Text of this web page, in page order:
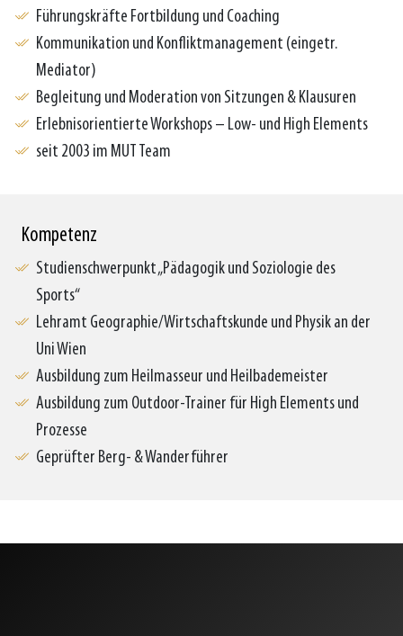
Führungskräfte Fortbildung und Coaching
Kommunikation und Konfliktmanagement (eingetr.
Mediator)
Begleitung und Moderation von Sitzungen & Klausuren
Erlebnisorientierte Workshops – Low- und High Elements
seit 2003 im MUT Team
Kompetenz
Studienschwerpunkt „Pädagogik und Soziologie des
Sports“
Lehramt Geographie/Wirtschaftskunde und Physik an der
Uni Wien
Ausbildung zum Heilmasseur und Heilbademeister
Ausbildung zum Outdoor-Trainer für High Elements und
Prozesse
Geprüfter Berg- & Wanderführer